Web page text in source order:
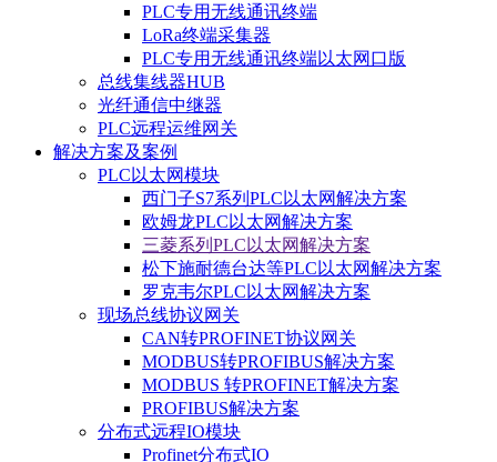
PLC专用无线通讯终端
LoRa终端采集器
PLC专用无线通讯终端以太网口版
总线集线器HUB
光纤通信中继器
PLC远程运维网关
解决方案及案例
PLC以太网模块
西门子S7系列PLC以太网解决方案
欧姆龙PLC以太网解决方案
三菱系列PLC以太网解决方案
松下施耐德台达等PLC以太网解决方案
罗克韦尔PLC以太网解决方案
现场总线协议网关
CAN转PROFINET协议网关
MODBUS转PROFIBUS解决方案
MODBUS 转PROFINET解决方案
PROFIBUS解决方案
分布式远程IO模块
Profinet分布式IO